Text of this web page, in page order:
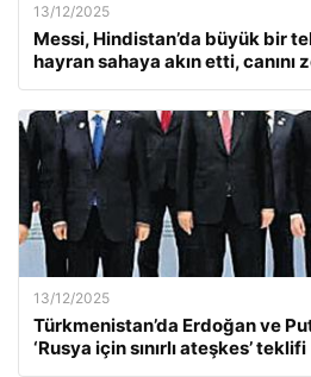
13/12/2025
Messi, Hindistan’da büyük bir
hayran sahaya akın etti, canını
13/12/2025
Türkmenistan’da Erdoğan ve
‘Rusya için sınırlı ateşkes’ teklifi